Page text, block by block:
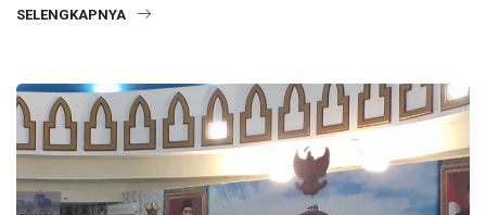
SELENGKAPNYA